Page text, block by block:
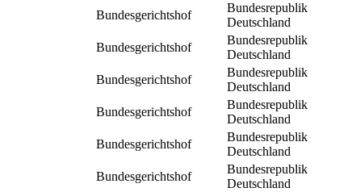
Bundesgerichtshof
Bundesrepublik
Deutschland
Bundesgerichtshof
Bundesrepublik
Deutschland
Bundesgerichtshof
Bundesrepublik
Deutschland
Bundesgerichtshof
Bundesrepublik
Deutschland
Bundesgerichtshof
Bundesrepublik
Deutschland
Bundesgerichtshof
Bundesrepublik
Deutschland